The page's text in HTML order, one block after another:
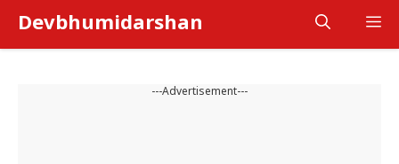
content
Devbhumidarshan
---Advertisement---